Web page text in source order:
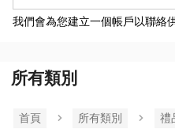
我們會為您建立一個帳戶以聯絡
所有類別
首頁 所有類別
禮